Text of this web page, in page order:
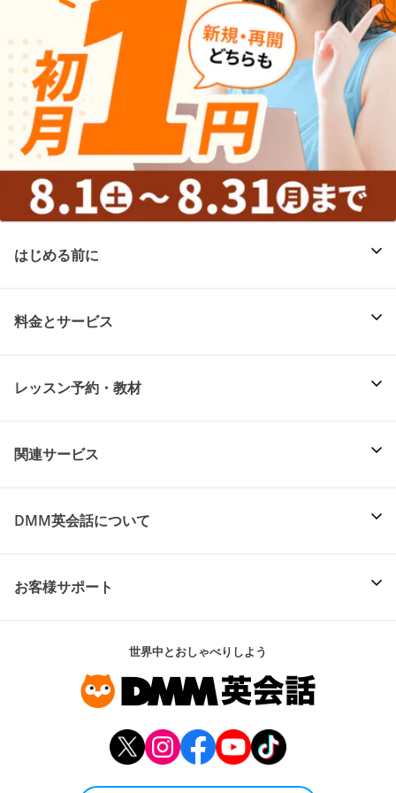
はじめる前に
料金とサービス
レッスン予約・教材
関連サービス
DMM英会話について
お客様サポート
世界中とおしゃべりしよう